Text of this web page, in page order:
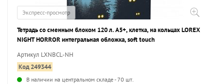
Экспресс-просмотр
Тетрадь со сменным блоком 120 л. А5+, клетка, на кольцах LOREX
NIGHT HORROR интегральная обложка, soft touch
Артикул LXNBCL-NH
Код 249344
В наличии на центральном складе - 70 шт.